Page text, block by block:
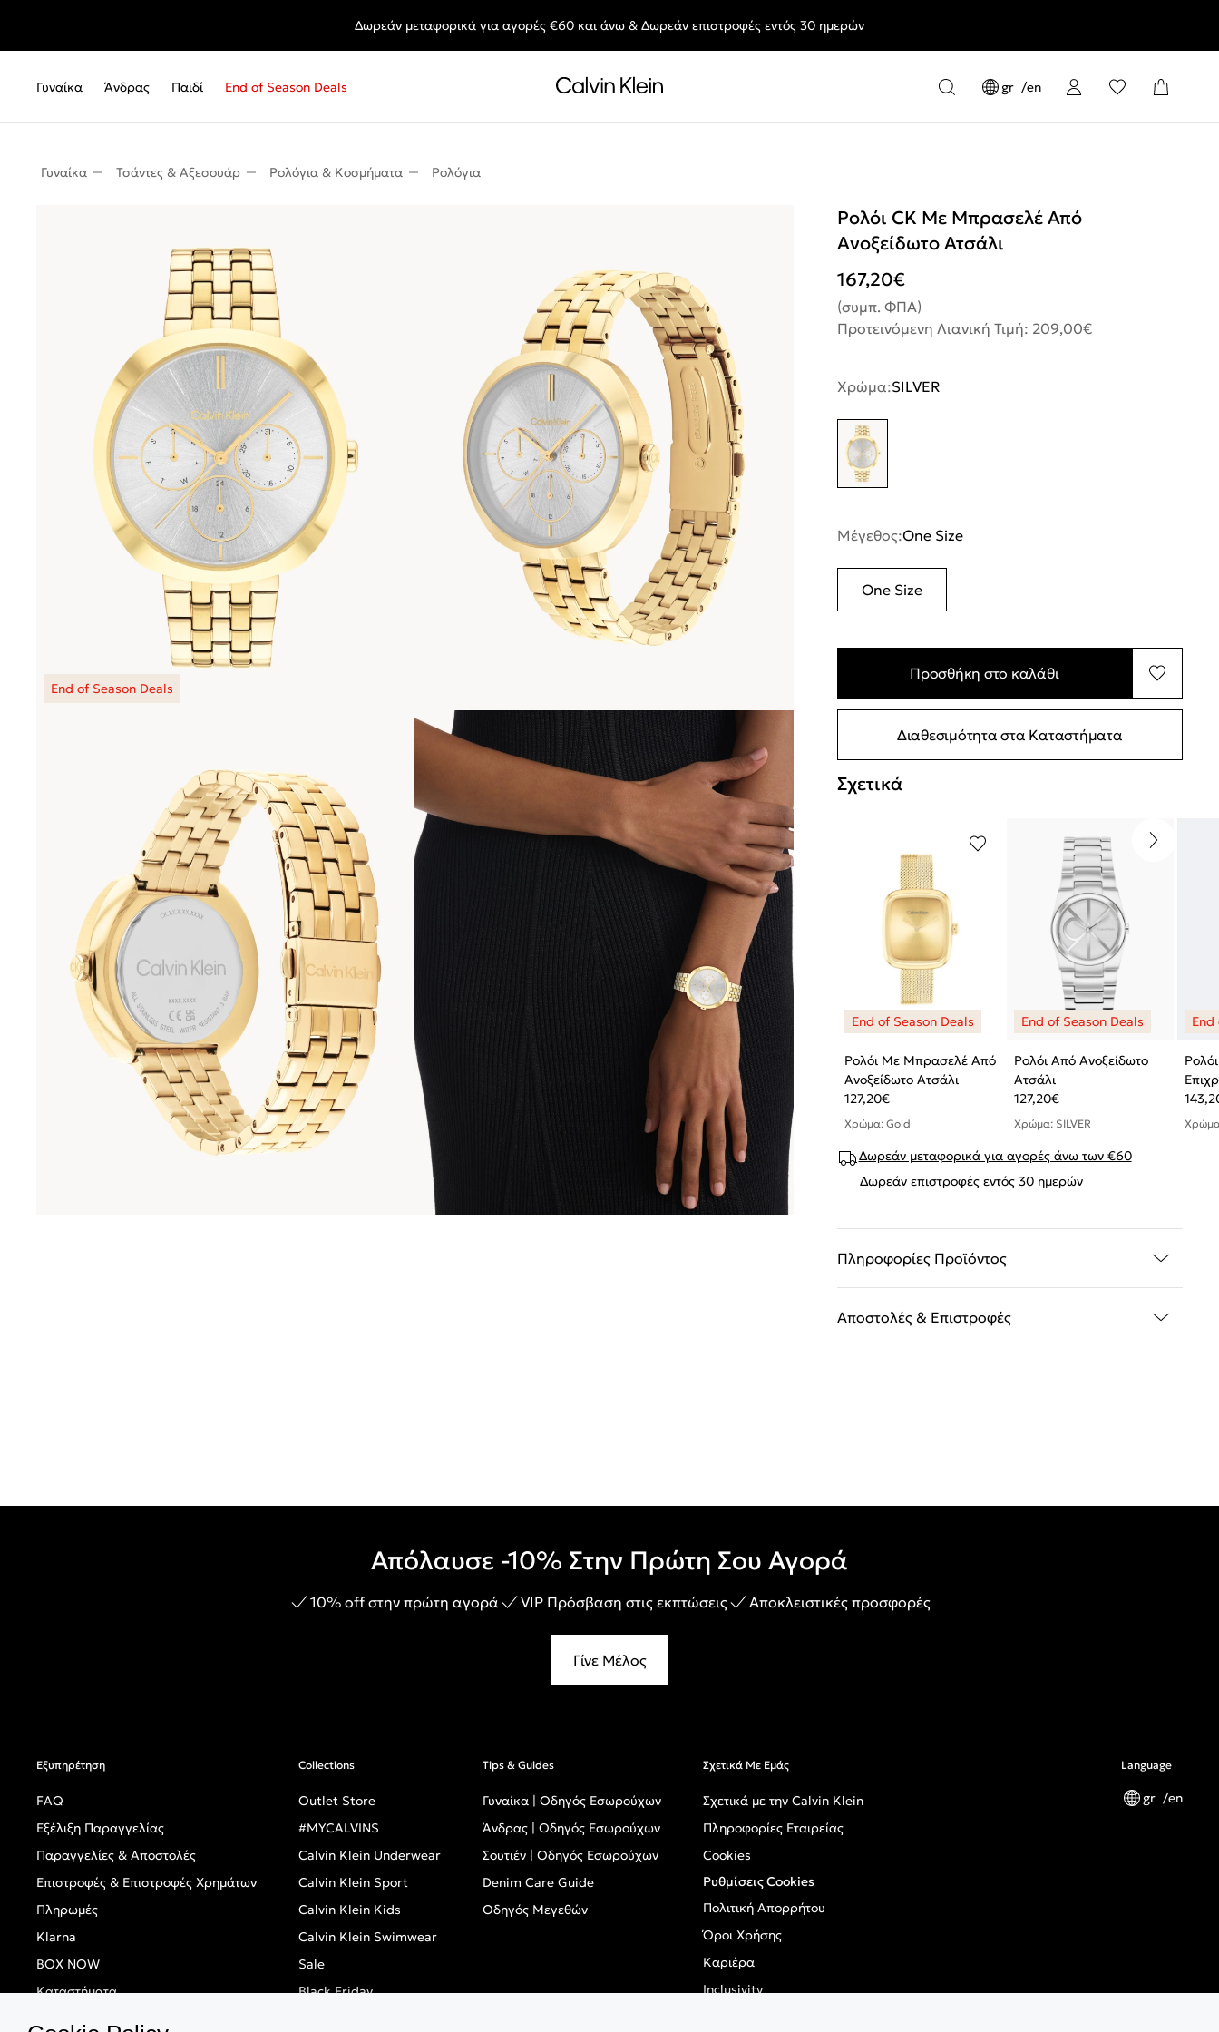
End of Season Deals: Αγαπημένα styles, στις τιμές που θες.
Δωρεάν μεταφορικά για αγορές €60 και άνω & Δωρεάν επιστροφές εντός 30 ημερών
Γυναίκα Άνδρας Παιδί End of Season Deals gr en
Γυναίκα Τσάντες & Αξεσουάρ Ρολόγια & Κοσμήματα Ρολόγια
Ρολόι CK Με Μπρασελέ Από
Ανοξείδωτο Ατσάλι
167,20€
(συμπ. ΦΠΑ)
Προτεινόμενη Λιανική Τιμή: 209,00€
Χρώμα:SILVER
Μέγεθος:One Size
One Size
Προσθήκη στο καλάθι
Διαθεσιμότητα στα Καταστήματα
Σχετικά
Ρολόι Με Μπρασελέ Από
Ανοξείδωτο Ατσάλι
127,20€
Χρώμα: Gold
Ρολόι Από Ανοξείδωτο
Ατσάλι
127,20€
Χρώμα: SILVER
Δωρεάν μεταφορικά για αγορές άνω των €60
Δωρεάν επιστροφές εντός 30 ημερών
Πληροφορίες Προϊόντος
Αποστολές & Επιστροφές
Απόλαυσε -10% Στην Πρώτη Σου Αγορά
10% off στην πρώτη αγορά VIP Πρόσβαση στις εκπτώσεις Αποκλειστικές προσφορές
Γίνε Μέλος
Εξυπηρέτηση
FAQ
Εξέλιξη Παραγγελίας
Παραγγελίες & Αποστολές
Επιστροφές & Επιστροφές Χρημάτων
Πληρωμές
Klarna
BOX NOW
Καταστήματα
Collections
Outlet Store
#MYCALVINS
Calvin Klein Underwear
Calvin Klein Sport
Calvin Klein Kids
Calvin Klein Swimwear
Sale
Black Friday
Tips & Guides
Γυναίκα | Οδηγός Εσωρούχων
Άνδρας | Οδηγός Εσωρούχων
Σουτιέν | Οδηγός Εσωρούχων
Denim Care Guide
Οδηγός Μεγεθών
Σχετικά Με Εμάς
Σχετικά με την Calvin Klein
Πληροφορίες Εταιρείας
Cookies
Ρυθμίσεις Cookies
Πολιτική Απορρήτου
Όροι Χρήσης
Καριέρα
Inclusivity
Language
gr en